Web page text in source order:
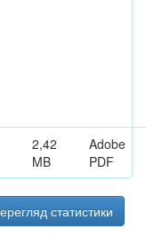
2,42
MB
Adobe
PDF
статистики